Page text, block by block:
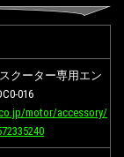
スクーター専用エン
016
motor/accessory/